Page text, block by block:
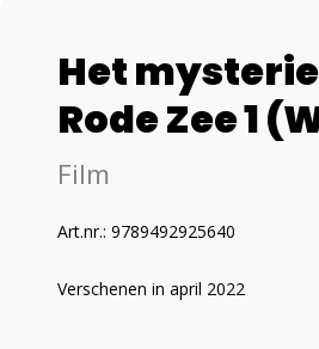
Het
Rode Zee 1
Film
Art.nr.: 9789492925640
Verschenen in april 2022